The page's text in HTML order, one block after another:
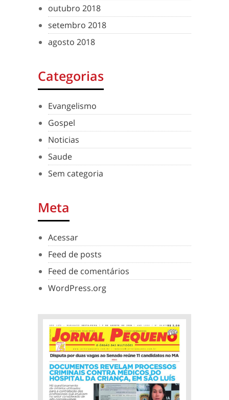
outubro 2018
setembro 2018
agosto 2018
Categorias
Evangelismo
Gospel
Noticias
Saude
Sem categoria
Meta
Acessar
Feed de posts
Feed de comentários
WordPress.org